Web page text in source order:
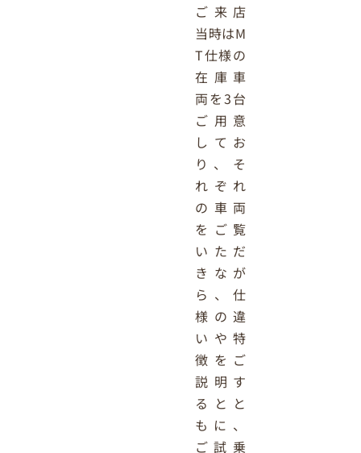
ご来店
当時はM
T仕様の
在庫車
両を3台
ご用意
してお
り、そ
れぞれ
の車両
をご覧
いただ
きなが
ら、仕
様の違
いや特
徴をご
説明す
るとと
もに、
ご試乗